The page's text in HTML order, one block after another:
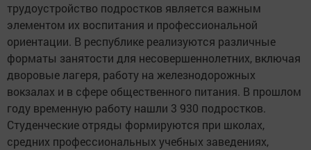
трудоустройство подростков является важным
элементом их воспитания и профессиональной
ориентации. В республике реализуются различные
форматы занятости для несовершеннолетних, включая
дворовые лагеря, работу на железнодорожных
вокзалах и в сфере общественного питания. В прошлом
году временную работу нашли 3 930 подростков.
Студенческие отряды формируются при школах,
средних профессиональных учебных заведениях,